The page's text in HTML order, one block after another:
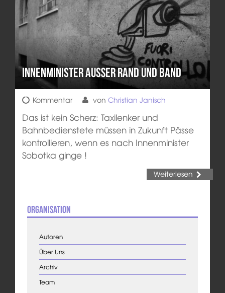
Innenminister außer Rand und Band
Kommentar von Christian Janisch
Das ist kein Scherz: Taxilenker und
Bahnbedienstete müssen in Zukunft Pässe
kontrollieren, wenn es nach Innenminister
Sobotka ginge !
Weiterlesen
Organisation
Autoren
Über Uns
Archiv
Team